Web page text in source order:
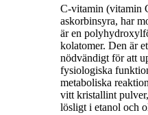
C-vitamin (vitamin
askorbinsyra, har
är en
kolatomer. Den är
nödvändigt för att
fysiologiska
metaboliska
vitt kristallint
lösligt i etanol och